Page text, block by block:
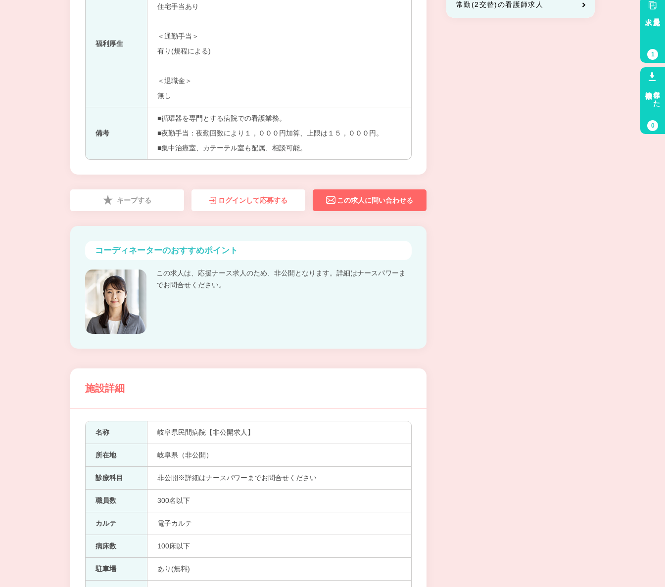
福利厚生
住宅手当あり
＜通勤手当＞
有り(規程による)
＜退職金＞
無し
備考
■循環器を専門とする病院での看護業務。
■夜勤手当：夜勤回数により１，０００円加算、上限は１５，０００円。
■集中治療室、カテーテル室も配属、相談可能。
キープする ログインして応募する この求人に問い合わせる
コーディネーターのおすすめポイント
この求人は、応援ナース求人のため、非公開となります。詳細はナースパワーま
でお問合せください。
施設詳細
名称 岐阜県民間病院【非公開求人】
所在地 岐阜県（非公開）
診療科目 非公開※詳細はナースパワーまでお問合せください
職員数 300名以下
カルテ 電子カルテ
病床数 100床以下
駐車場 あり(無料)
常勤(2交替)の看護師求人
最近見た
1
保存した
0